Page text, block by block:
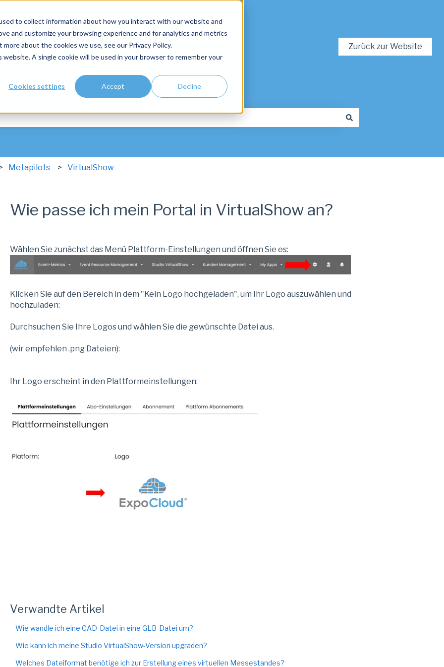
to collect information about how you interact with our website and
and customize your browsing experience and for analytics and metrics
about the cookies we use, see our Privacy Policy.
A single cookie will be used in your browser to remember your
Cookies settings Accept Decline
Zurück zur Website
Metapilots VirtualShow
Wie passe ich mein Portal in VirtualShow an?
Wählen Sie zunächst das Menü Plattform-Einstellungen und öffnen Sie es:
Klicken Sie auf den Bereich in dem "Kein Logo hochgeladen", um Ihr Logo auszuwählen und
hochzuladen:
Durchsuchen Sie Ihre Logos und wählen Sie die gewünschte Datei aus.
(wir empfehlen .png Dateien):
Ihr Logo erscheint in den Plattformeinstellungen:
Verwandte Artikel
Wie wandle ich eine CAD-Datei in eine GLB-Datei um?
Wie kann ich meine Studio VirtualShow-Version upgraden?
Welches Dateiformat benötige ich zur Erstellung eines virtuellen Messestandes?